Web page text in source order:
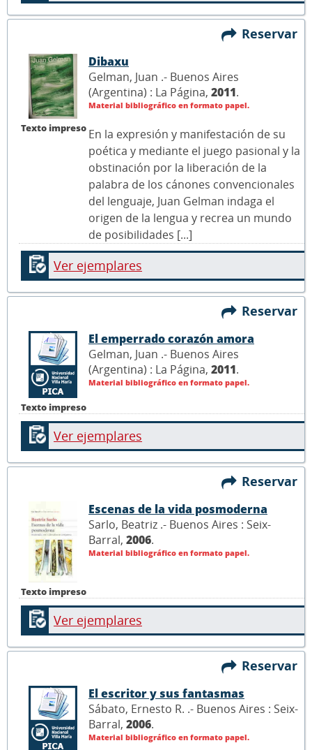
Reservar
Texto impreso
Dibaxu
Gelman, Juan .- Buenos Aires
(Argentina) : La Página, 2011.
Material bibliográfico en formato papel.
En la expresión y manifestación de su
poética y mediante el juego pasional y la
obstinación por la liberación de la
palabra de los cánones convencionales
del lenguaje, Juan Gelman indaga el
origen de la lengua y recrea un mundo
de posibilidades [...]
Ver ejemplares
Reservar
Texto impreso
El emperrado corazón amora
Gelman, Juan .- Buenos Aires
(Argentina) : La Página, 2011.
Material bibliográfico en formato papel.
Ver ejemplares
Reservar
Texto impreso
Escenas de la vida posmoderna
Sarlo, Beatriz .- Buenos Aires : Seix-
Barral, 2006.
Material bibliográfico en formato papel.
Ver ejemplares
Reservar
El escritor y sus fantasmas
Sábato, Ernesto R. .- Buenos Aires : Seix-
Barral, 2006.
Material bibliográfico en formato papel.